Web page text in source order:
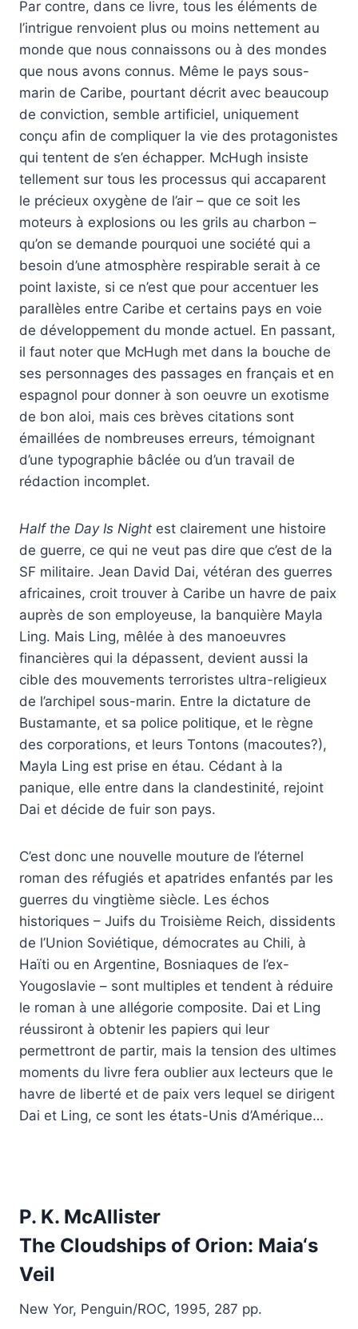
Par contre, dans ce livre, tous les éléments de
l’intrigue renvoient plus ou moins nettement au
monde que nous connaissons ou à des mondes
que nous avons connus. Même le pays sous-
marin de Caribe, pourtant décrit avec beaucoup
de conviction, semble artificiel, uniquement
conçu afin de compliquer la vie des protagonistes
qui tentent de s’en échapper. McHugh insiste
tellement sur tous les processus qui accaparent
le précieux oxygène de l’air – que ce soit les
moteurs à explosions ou les grils au charbon –
qu’on se demande pourquoi une société qui a
besoin d’une atmosphère respirable serait à ce
point laxiste, si ce n’est que pour accentuer les
parallèles entre Caribe et certains pays en voie
de développement du monde actuel. En passant,
il faut noter que McHugh met dans la bouche de
ses personnages des passages en français et en
espagnol pour donner à son oeuvre un exotisme
de bon aloi, mais ces brèves citations sont
émaillées de nombreuses erreurs, témoignant
d’une typographie bâclée ou d’un travail de
rédaction incomplet.
Half the Day Is Night est clairement une histoire
de guerre, ce qui ne veut pas dire que c’est de la
SF militaire. Jean David Dai, vétéran des guerres
africaines, croit trouver à Caribe un havre de paix
auprès de son employeuse, la banquière Mayla
Ling. Mais Ling, mêlée à des manoeuvres
financières qui la dépassent, devient aussi la
cible des mouvements terroristes ultra-religieux
de l’archipel sous-marin. Entre la dictature de
Bustamante, et sa police politique, et le règne
des corporations, et leurs Tontons (macoutes?),
Mayla Ling est prise en étau. Cédant à la
panique, elle entre dans la clandestinité, rejoint
Dai et décide de fuir son pays.
C’est donc une nouvelle mouture de l’éternel
roman des réfugiés et apatrides enfantés par les
guerres du vingtième siècle. Les échos
historiques – Juifs du Troisième Reich, dissidents
de l’Union Soviétique, démocrates au Chili, à
Haïti ou en Argentine, Bosniaques de l’ex-
Yougoslavie – sont multiples et tendent à réduire
le roman à une allégorie composite. Dai et Ling
réussiront à obtenir les papiers qui leur
permettront de partir, mais la tension des ultimes
moments du livre fera oublier aux lecteurs que le
havre de liberté et de paix vers lequel se dirigent
Dai et Ling, ce sont les états-Unis d’Amérique…
P. K. McAllister
The Cloudships of Orion: Maia‘s
Veil
New Yor, Penguin/ROC, 1995, 287 pp.